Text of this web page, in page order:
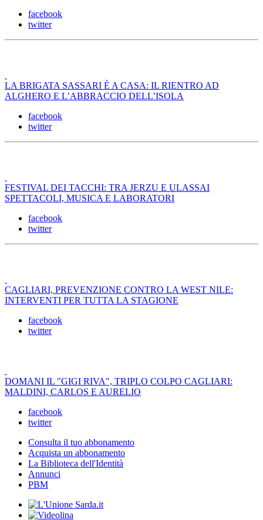
facebook
twitter
LA BRIGATA SASSARI È A CASA: IL RIENTRO AD
ALGHERO E L’ABBRACCIO DELL’ISOLA
facebook
twitter
FESTIVAL DEI TACCHI: TRA JERZU E ULASSAI
SPETTACOLI, MUSICA E LABORATORI
facebook
twitter
CAGLIARI, PREVENZIONE CONTRO LA WEST NILE:
INTERVENTI PER TUTTA LA STAGIONE
facebook
twitter
DOMANI IL "GIGI RIVA", TRIPLO COLPO CAGLIARI:
MALDINI, CARLOS E AURELIO
facebook
twitter
Consulta il tuo abbonamento
Acquista un abbonamento
La Biblioteca dell'Identità
Annunci
PBM